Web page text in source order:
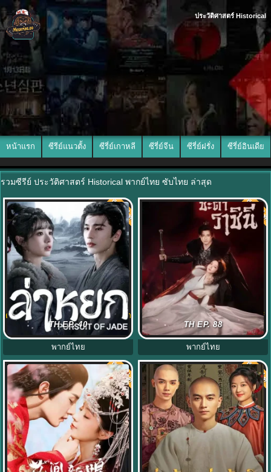
ประวัติศาสตร์ Historical
หน้าแรก ซีรีย์แนวตั้ง ซีรี่ย์เกาหลี ซีรี่ย์จีน ซีรี่ย์ฝรั่ง ซีรี่ย์อินเดีย
รวมซีรีย์ ประวัติศาสตร์ Historical พากย์ไทย ซับไทย ล่าสุด
ดูซีรีย์ Pursuit of Jade (2026) ล่าหยก
พากย์ไทย EP.1-40 (จบ) HD
8.0 พากย์ไทย
TH EP. 40
พากย์ไทย
เปลี่ยนชะตาราชินี (2025) Echoes of
the Self พากย์ไทย EP.1-44
พากย์ไ
TH EP. 88
พากย์ไทย
8.0 พากย์ไทย 8.0 พากย์ไ